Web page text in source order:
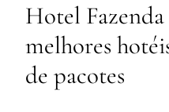
Hotel
melhores
de pacotes